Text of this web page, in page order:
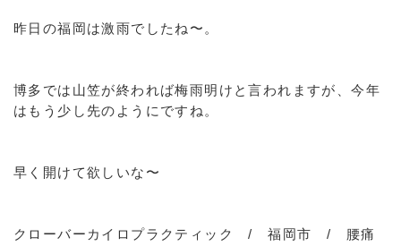
昨日の福岡は激雨でしたね〜。
博多では山笠が終われば梅雨明けと言われますが、今年
はもう少し先のようにですね。
早く開けて欲しいな〜
クローバーカイロプラクティック / 福岡市 / 腰痛